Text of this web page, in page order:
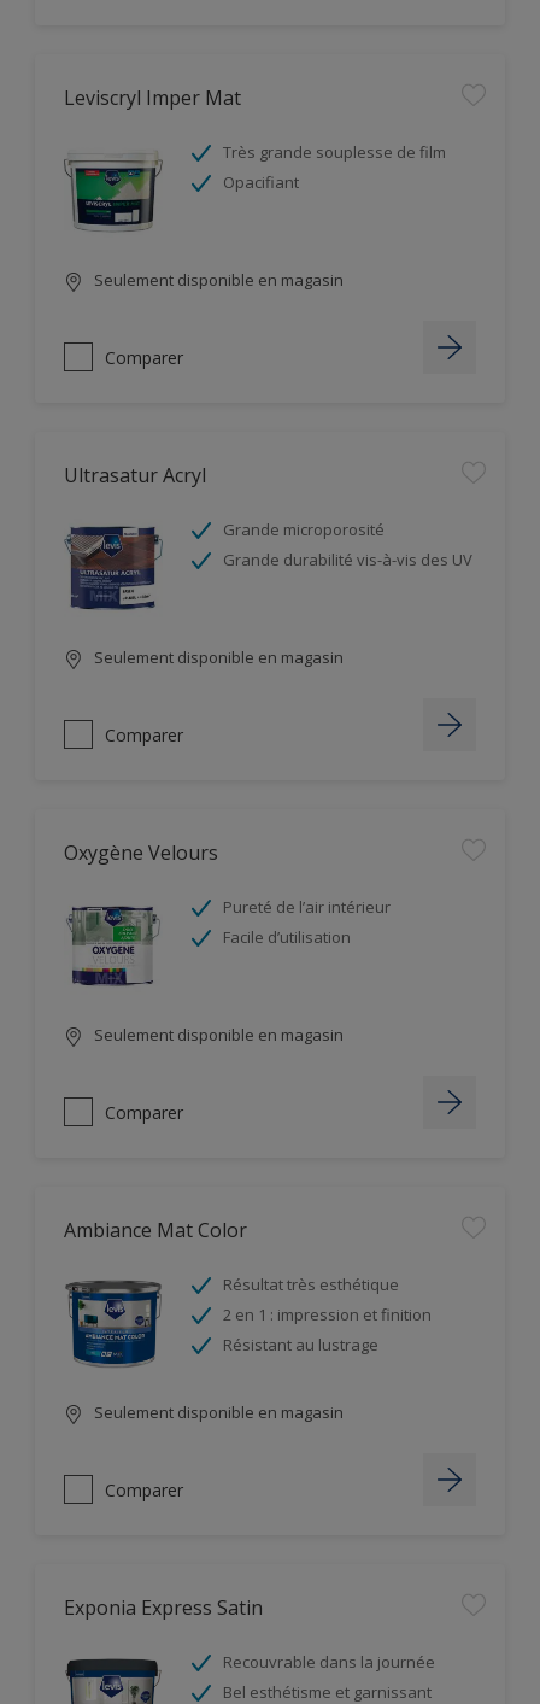
Leviscryl Imper Mat
Très grande souplesse de film
Opacifiant
Seulement disponible en magasin
Comparer
Ultrasatur Acryl
Grande microporosité
Grande durabilité vis-à-vis des UV
Seulement disponible en magasin
Comparer
Oxygène Velours
Pureté de l’air intérieur
Facile d’utilisation
Seulement disponible en magasin
Comparer
Ambiance Mat Color
Résultat très esthétique
2 en 1 : impression et finition
Résistant au lustrage
Seulement disponible en magasin
Comparer
Exponia Express Satin
Recouvrable dans la journée
Bel esthétisme et garnissant